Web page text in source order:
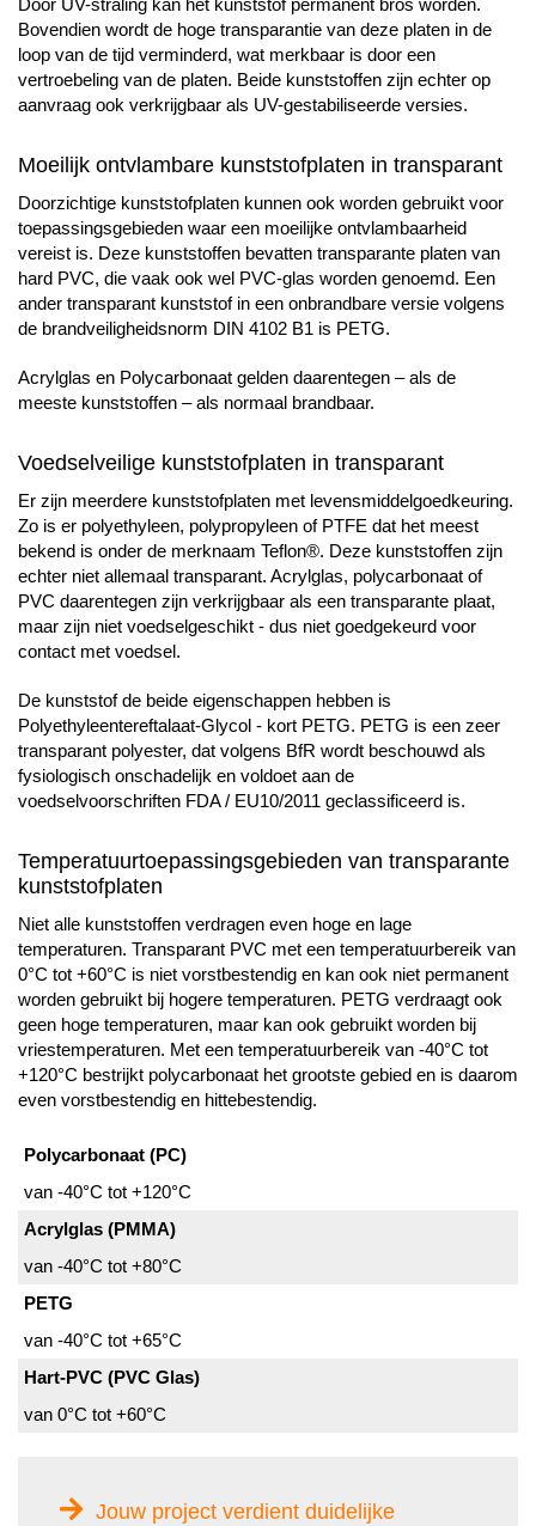
Door UV-straling kan het kunststof permanent bros worden.
Bovendien wordt de hoge transparantie van deze platen in de
loop van de tijd verminderd, wat merkbaar is door een
vertroebeling van de platen. Beide kunststoffen zijn echter op
aanvraag ook verkrijgbaar als UV-gestabiliseerde versies.
Moeilijk ontvlambare kunststofplaten in transparant
Doorzichtige kunststofplaten kunnen ook worden gebruikt voor
toepassingsgebieden waar een moeilijke ontvlambaarheid
vereist is. Deze kunststoffen bevatten transparante platen van
hard PVC, die vaak ook wel PVC-glas worden genoemd. Een
ander transparant kunststof in een onbrandbare versie volgens
de brandveiligheidsnorm DIN 4102 B1 is PETG.
Acrylglas en Polycarbonaat gelden daarentegen – als de
meeste kunststoffen – als normaal brandbaar.
Voedselveilige kunststofplaten in transparant
Er zijn meerdere kunststofplaten met levensmiddelgoedkeuring.
Zo is er polyethyleen, polypropyleen of PTFE dat het meest
bekend is onder de merknaam Teflon®. Deze kunststoffen zijn
echter niet allemaal transparant. Acrylglas, polycarbonaat of
PVC daarentegen zijn verkrijgbaar als een transparante plaat,
maar zijn niet voedselgeschikt - dus niet goedgekeurd voor
contact met voedsel.
De kunststof de beide eigenschappen hebben is
Polyethyleentereftalaat-Glycol - kort PETG. PETG is een zeer
transparant polyester, dat volgens BfR wordt beschouwd als
fysiologisch onschadelijk en voldoet aan de
voedselvoorschriften FDA / EU10/2011 geclassificeerd is.
Temperatuurtoepassingsgebieden van transparante
kunststofplaten
Niet alle kunststoffen verdragen even hoge en lage
temperaturen. Transparant PVC met een temperatuurbereik van
0°C tot +60°C is niet vorstbestendig en kan ook niet permanent
worden gebruikt bij hogere temperaturen. PETG verdraagt ook
geen hoge temperaturen, maar kan ook gebruikt worden bij
vriestemperaturen. Met een temperatuurbereik van -40°C tot
+120°C bestrijkt polycarbonaat het grootste gebied en is daarom
even vorstbestendig en hittebestendig.
Polycarbonaat (PC)
van -40°C tot +120°C
Acrylglas (PMMA)
van -40°C tot +80°C
PETG
van -40°C tot +65°C
Hart-PVC (PVC Glas)
van 0°C tot +60°C
Jouw project verdient duidelijke